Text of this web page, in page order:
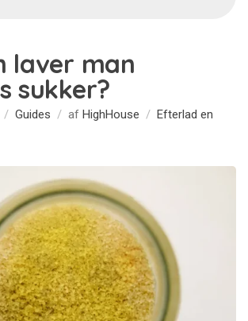
laver man
sukker?
Guides af HighHouse
Efterlad en